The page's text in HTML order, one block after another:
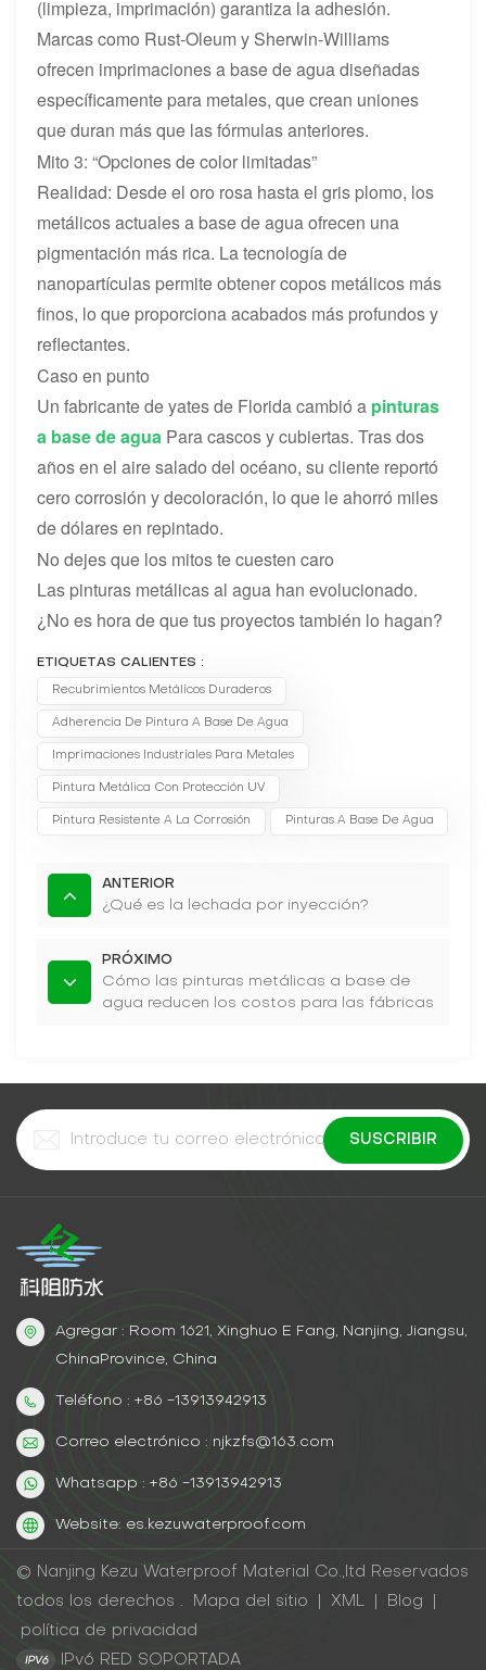
(limpieza, imprimación) garantiza la adhesión.
Marcas como Rust-Oleum y Sherwin-Williams
ofrecen imprimaciones a base de agua diseñadas
específicamente para metales, que crean uniones
que duran más que las fórmulas anteriores.
Mito 3: “Opciones de color limitadas”
Realidad: Desde el oro rosa hasta el gris plomo, los
metálicos actuales a base de agua ofrecen una
pigmentación más rica. La tecnología de
nanopartículas permite obtener copos metálicos más
finos, lo que proporciona acabados más profundos y
reflectantes.
Caso en punto
Un fabricante de yates de Florida cambió a pinturas
a base de agua Para cascos y cubiertas. Tras dos
años en el aire salado del océano, su cliente reportó
cero corrosión y decoloración, lo que le ahorró miles
de dólares en repintado.
No dejes que los mitos te cuesten caro
Las pinturas metálicas al agua han evolucionado.
¿No es hora de que tus proyectos también lo hagan?
ETIQUETAS CALIENTES :
Recubrimientos Metálicos Duraderos
Adherencia De Pintura A Base De Agua
Imprimaciones Industriales Para Metales
Pintura Metálica Con Protección UV
Pintura Resistente A La Corrosión Pinturas A Base De Agua
ANTERIOR
¿Qué es la lechada por inyección?
PRÓXIMO
Cómo las pinturas metálicas a base de
agua reducen los costos para las fábricas
Agregar : Room 1621, Xinghuo E Fang, Nanjing, Jiangsu,
ChinaProvince, China
Teléfono : +86 -13913942913
Correo electrónico : njkzfs@163.com
Whatsapp : +86 -13913942913
Website: es.kezuwaterproof.com
© Nanjing Kezu Waterproof Material Co.,ltd Reservados
todos los derechos .
Mapa del sitio XML Blog
política de privacidad
IPv6 RED SOPORTADA